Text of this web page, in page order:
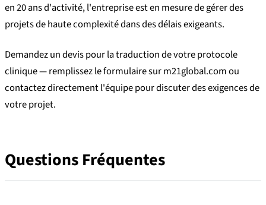
en 20 ans d'activité, l'entreprise est en mesure de gérer des
projets de haute complexité dans des délais exigeants.
Demandez un devis pour la traduction de votre protocole
clinique — remplissez le formulaire sur m21global.com ou
contactez directement l'équipe pour discuter des exigences de
votre projet.
Questions Fréquentes